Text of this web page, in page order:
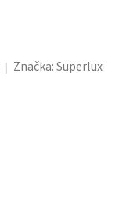
Značka:Superlux